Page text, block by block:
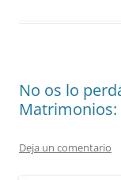
No os lo
Matrimonios:
Deja un comentario